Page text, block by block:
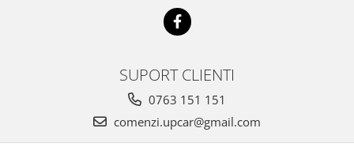
SUPORT CLIENTI
0763 151 151
comenzi.upcar@gmail.com